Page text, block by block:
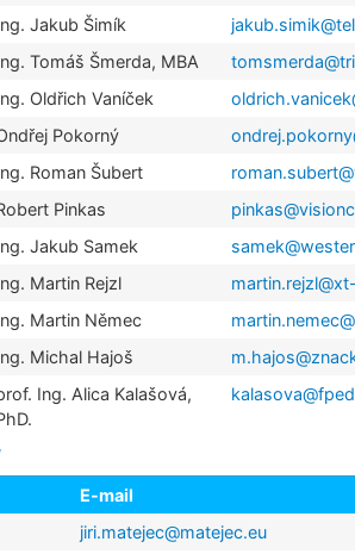
Jakub Šimík
Tomáš Šmerda, MBA
Oldřich Vaníček
Pokorný
Roman Šubert
Pinkas
Jakub Samek
Martin Rejzl
Martin Němec
Michal Hajoš
Ing. Alica Kalašová,
E-mail
jiri.matejec@matejec.eu